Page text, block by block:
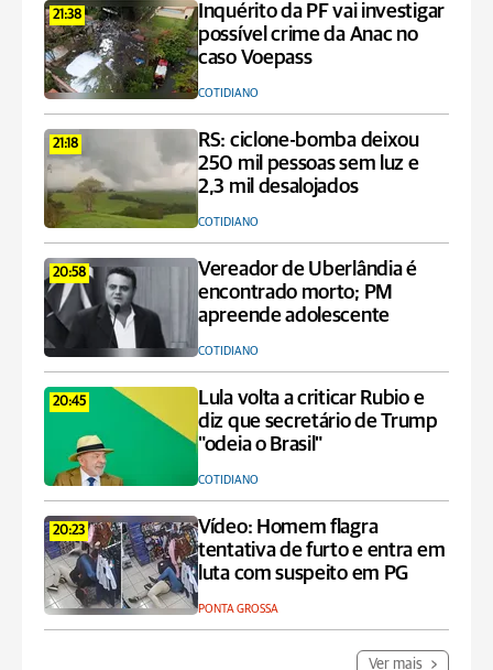
21:38
Inquérito da PF vai investigar
possível crime da Anac no
caso Voepass
COTIDIANO
21:18
RS: ciclone-bomba deixou
250 mil pessoas sem luz e
2,3 mil desalojados
COTIDIANO
20:58
Vereador de Uberlândia é
encontrado morto; PM
apreende adolescente
COTIDIANO
20:45
Lula volta a criticar Rubio e
diz que secretário de Trump
"odeia o Brasil"
COTIDIANO
20:23
Vídeo: Homem flagra
tentativa de furto e entra em
luta com suspeito em PG
PONTA GROSSA
Ver mais